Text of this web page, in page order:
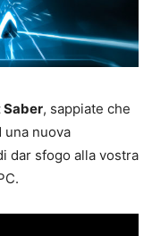
Saber, sappiate che
nuova
dar sfogo alla vostra